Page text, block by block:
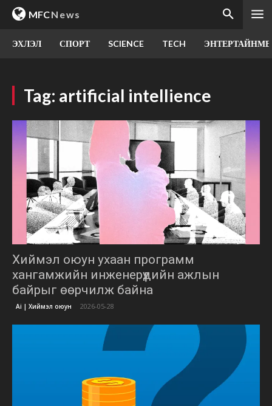
MFCNews
ЭХЛЭЛ СПОРТ SCIENCE TECH
Tag: artificial intellience
Хиймэл оюун ухаан программ
хангамжийн инженерүүдийн ажлын
байрыг өөрчилж байна
Ai | Хиймэл оюун 2026-05-28